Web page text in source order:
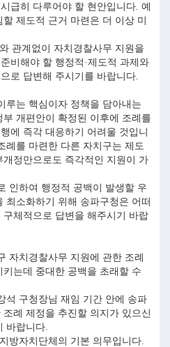
급히 다루어야 할 현안입니다. 예
제도적 근거 마련은 더 이상 미
관계없이 자치경찰사무 지원을
비해야 할 행정적·제도적 과제와
로 답변해 주시기를 바랍니다.
루는 핵심이자 정책을 담아내는
개편안이 확정된 이후에 조례를
에 즉각 대응하기 어려울 것입니
례를 마련한 다른 자치구는 제도
정만으로도 즉각적인 지원이 가
인하여 행정적 공백이 발생할 우
최소화하기 위해 송파구청은 어떠
체적으로 답변을 해주시기 바랍
자치경찰사무 지원에 관한 조례
는데 중대한 공백을 초래할 수
석 구청장님 재임 기간 안에 송파
례 제정을 추진할 의지가 있으신
바랍니다.
방자치단체의 기본 의무입니다.